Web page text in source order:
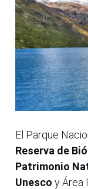
El Parque
Reserva de
Patrimonio
Unesco y Área